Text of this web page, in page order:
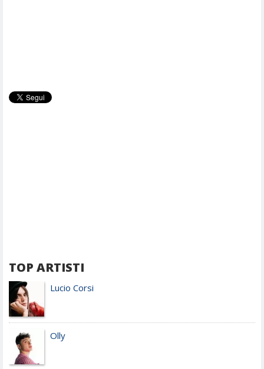
TOP ARTISTI
Lucio Corsi
Olly